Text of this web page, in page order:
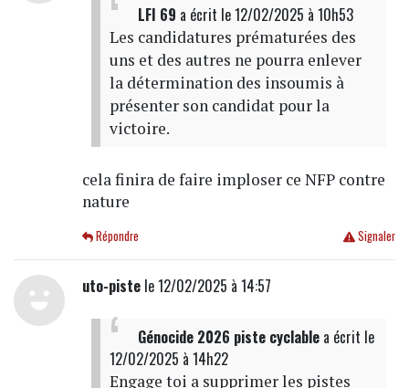
LFI 69 a écrit le 12/02/2025 à 10h53
Les candidatures prématurées des
uns et des autres ne pourra enlever
la détermination des insoumis à
présenter son candidat pour la
victoire.
cela finira de faire imploser ce NFP contre
nature
Signaler
Répondre
uto-pistele 12/02/2025 à 14:57
Génocide 2026 piste cyclablea écrit le
12/02/2025 à 14h22
Engage toi a supprimer les pistes